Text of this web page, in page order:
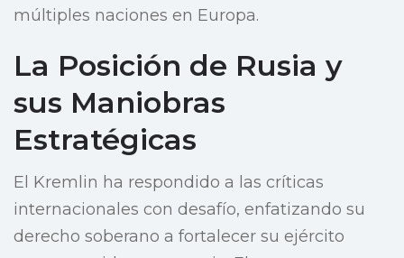
múltiples naciones en Europa.
La Posición de Rusia y
sus Maniobras
Estratégicas
El Kremlin ha respondido a las críticas
internacionales con desafío, enfatizando su
derecho soberano a fortalecer su ejército